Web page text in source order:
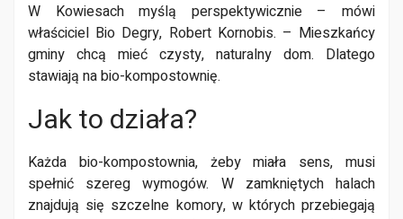
W Kowiesach myślą perspektywicznie – mówi
właściciel Bio Degry, Robert Kornobis. – Mieszkańcy
gminy chcą mieć czysty, naturalny dom. Dlatego
stawiają na bio-kompostownię.
Jak to działa?
Każda bio-kompostownia, żeby miała sens, musi
spełnić szereg wymogów. W zamkniętych halach
znajdują się szczelne komory, w których przebiegają